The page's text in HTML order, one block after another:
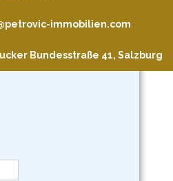
immobilien.com
Bundesstraße 41, Salzburg